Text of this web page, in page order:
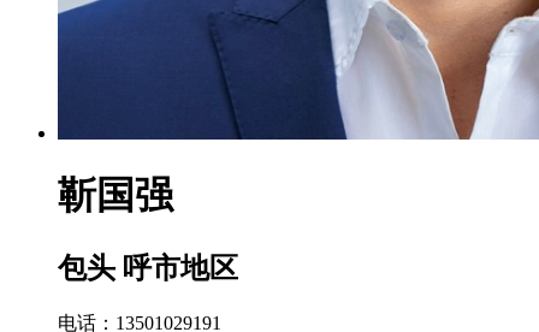
靳国强
包头 呼市地区
电话：13501029191